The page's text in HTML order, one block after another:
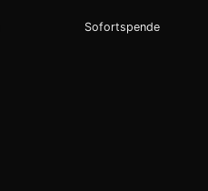
Sofortspende